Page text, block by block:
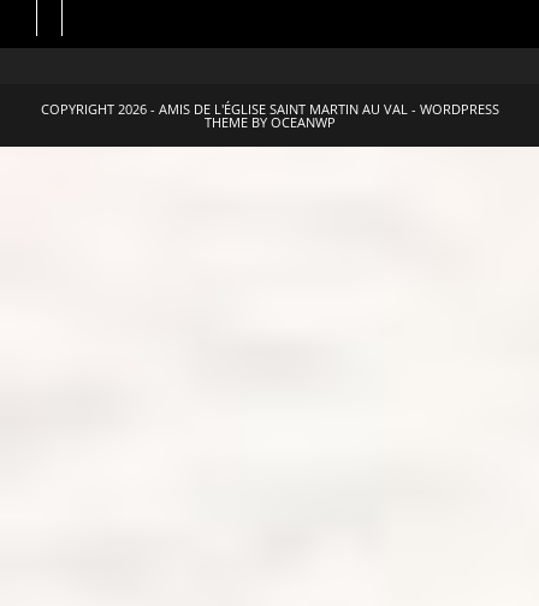
COPYRIGHT 2026 - AMIS DE L'ÉGLISE SAINT MARTIN AU VAL - WORDPRESS
THEME BY OCEANWP